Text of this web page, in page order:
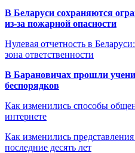
В Беларуси сохраняются
из-за пожарной опасности
Нулевая отчетность в
зона ответственности
В Барановичах прошли
беспорядков
Как изменились способы
интернете
Как изменились
последние десять лет